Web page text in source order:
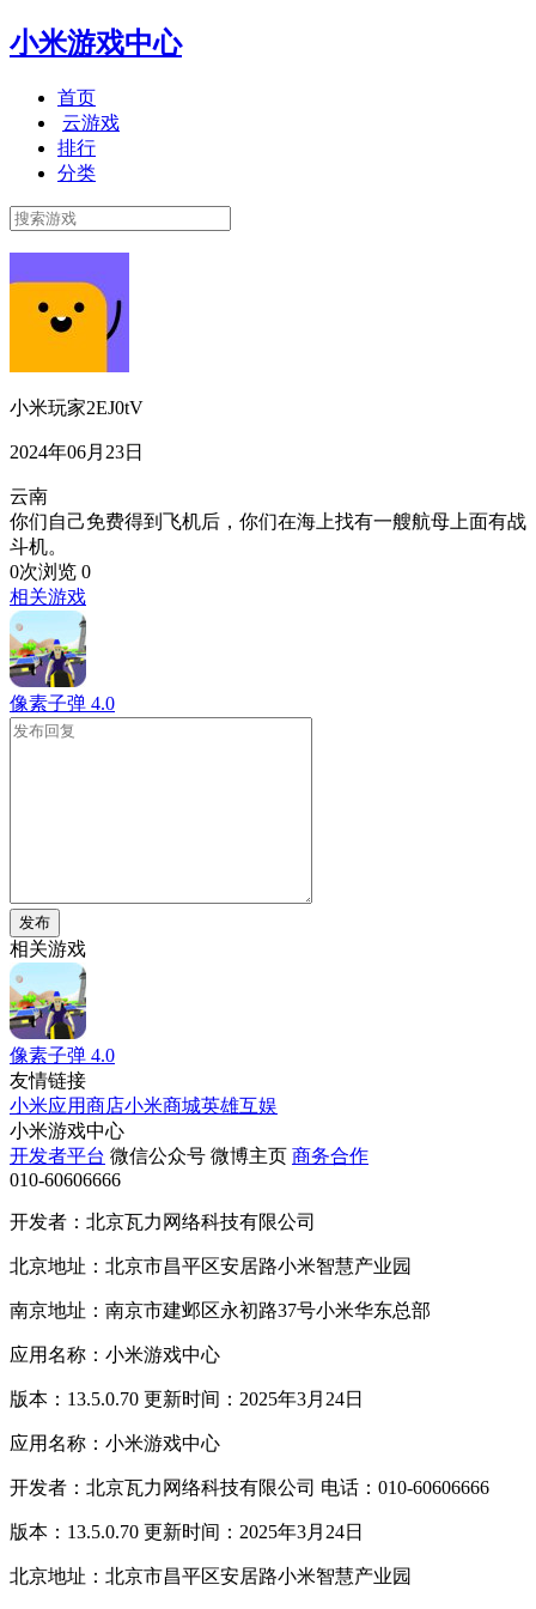
小米游戏中心
首页
云游戏
排行
分类
小米玩家2EJ0tV
2024年06月23日
云南
你们自己免费得到飞机后，你们在海上找有一艘航母上面有战
斗机。
0次浏览 0
相关游戏
像素子弹 4.0
发布
相关游戏
像素子弹 4.0
友情链接
小米应用商店小米商城英雄互娱
小米游戏中心
开发者平台 微信公众号 微博主页 商务合作
010-60606666
开发者：北京瓦力网络科技有限公司
北京地址：北京市昌平区安居路小米智慧产业园
南京地址：南京市建邺区永初路37号小米华东总部
应用名称：小米游戏中心
版本：13.5.0.70 更新时间：2025年3月24日
应用名称：小米游戏中心
开发者：北京瓦力网络科技有限公司 电话：010-60606666
版本：13.5.0.70 更新时间：2025年3月24日
北京地址：北京市昌平区安居路小米智慧产业园